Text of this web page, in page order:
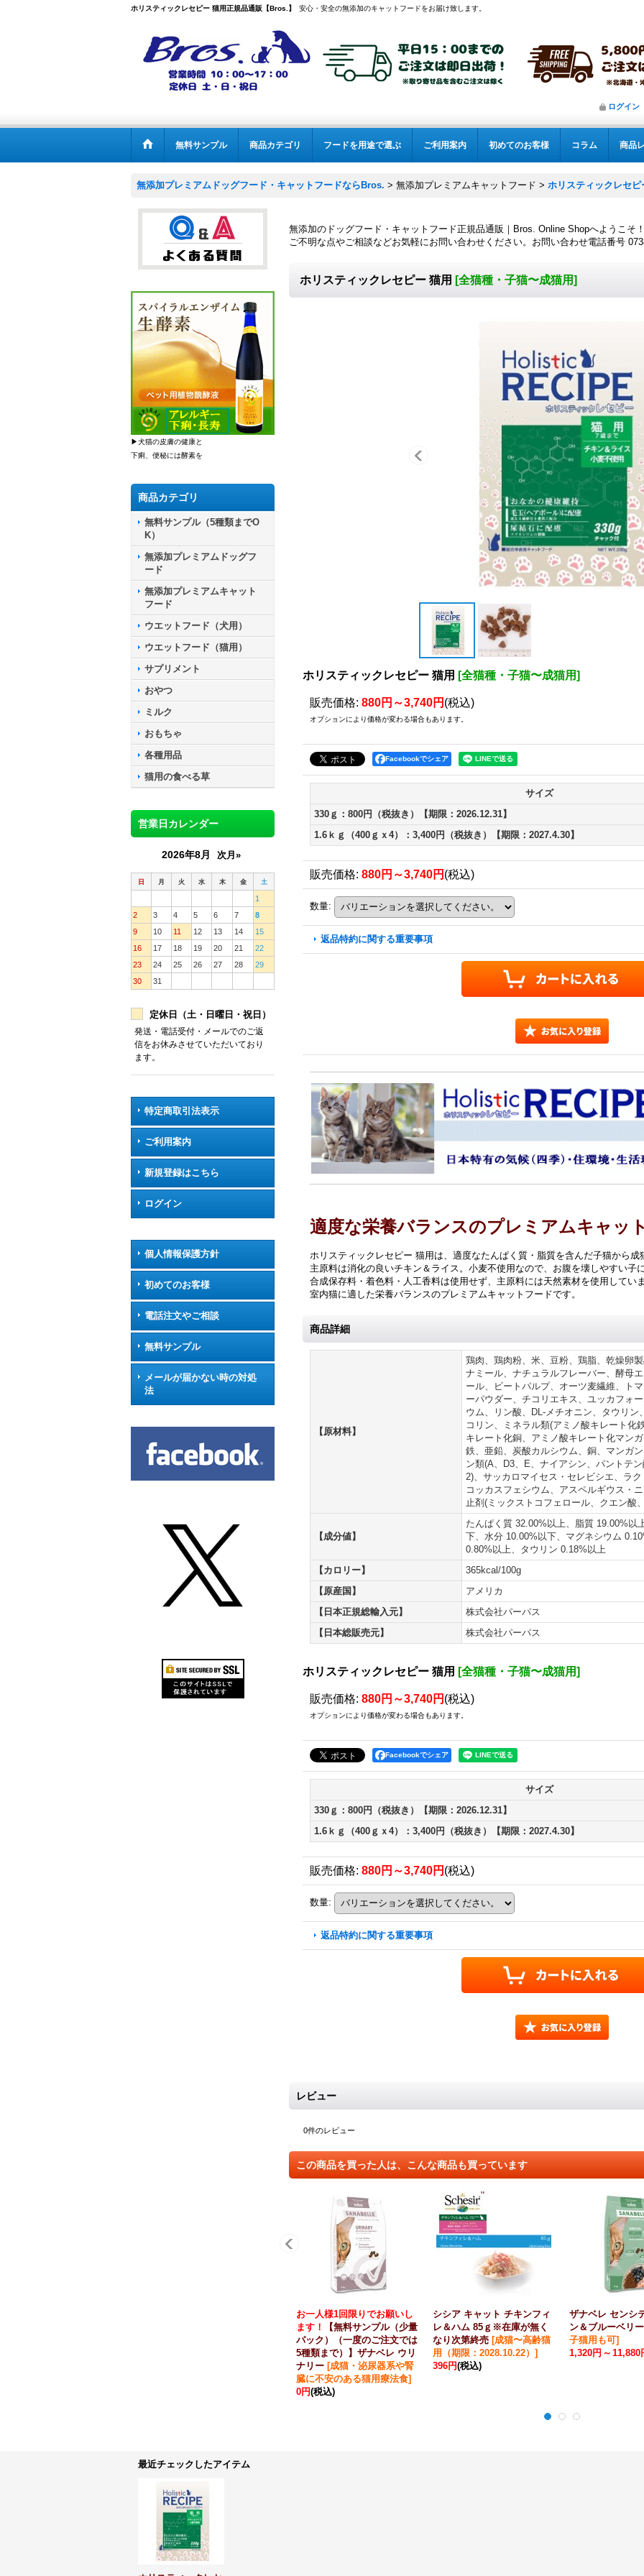
ホリスティックレセピー 猫用正規品通販【Bros.】 安心・安全の無添加のキャットフードをお届け致します。
ログイン
無料サンプル 商品カテゴリ フードを用途で選ぶ ご利用案内 初めてのお客様 コラム 商品
無添加プレミアムドッグフード・キャットフードならBros. > 無添加プレミアムキャットフード > ホリスティックレセピ
▶犬猫の皮膚の健康と
下痢、便秘には酵素を
商品カテゴリ
無料サンプル（5種類までO
K）
無添加プレミアムドッグフ
ード
無添加プレミアムキャット
フード
ウエットフード（犬用）
ウエットフード（猫用）
サプリメント
おやつ
ミルク
おもちゃ
各種用品
猫用の食べる草
営業日カレンダー
2026年8月 次月»
日 月 火 水 木 金 土
1
2
3 4 5 6 7
8
9
10 11 12 13 14
15
16
17 18 19 20 21
22
23
24 25 26 27 28
29
30
31
定休日（土・日曜日・祝日）
発送・電話受付・メールでのご返
信をお休みさせていただいており
ます。
特定商取引法表示
ご利用案内
新規登録はこちら
ログイン
個人情報保護方針
初めてのお客様
電話注文やご相談
無料サンプル
メールが届かない時の対処
法
無添加のドッグフード・キャットフード正規品通販｜Bros. Online Shopへようこそ
ご不明な点やご相談などお気軽にお問い合わせください。お問い合わせ電話番号
ホリスティックレセピー 猫用 [全猫種・子猫〜成猫用]
ホリスティックレセピー 猫用 [全猫種・子猫〜成猫用]
販売価格: 880円～3,740円 (税込)
オプションにより価格が変わる場合もあります。
Facebookでシェア
サイズ
330ｇ：800円（税抜き）【期限：2026.12.31】
1.6ｋｇ（400ｇｘ4）：3,400円（税抜き）【期限：2027.4.30】
販売価格: 880円～3,740円 (税込)
数量:
返品特約に関する重要事項
適度な栄養バランスのプレミアムキャッ
ホリスティックレセピー 猫用は、適度なたんぱく質・脂質を含んだ子猫から
主原料は消化の良いチキン＆ライス。小麦不使用なので、お腹を壊しやすい子
合成保存料・着色料・人工香料は使用せず、主原料には天然素材を使用してい
室内猫に適した栄養バランスのプレミアムキャットフードです。
商品詳細
【原材料】
鶏肉、鶏肉粉、米、豆粉、鶏脂、乾燥卵
ナミール、ナチュラルフレーバー、酵母
ール、ビートパルプ、オーツ麦繊維、ト
ーパウダー、チコリエキス、ユッカフォ
ウム、リン酸、DL-メチオニン、タウリ
コリン、ミネラル類(アミノ酸キレート化
キレート化銅、アミノ酸キレート化マン
鉄、亜鉛、炭酸カルシウム、銅、マンガ
ン類(A、D3、E、ナイアシン、パントテ
2)、サッカロマイセス・セレビシエ、ラ
コッカスフェシウム、アスペルギウス・
止剤(ミックストコフェロール、クエン酸
【成分値】
たんぱく質 32.00%以上、脂質 19.00%以
下、水分 10.00%以下、マグネシウム
0.80%以上、タウリン 0.18%以上
【カロリー】
365kcal/100g
【原産国】
アメリカ
【日本正規総輸入元】
株式会社パーパス
【日本総販売元】
株式会社パーパス
ホリスティックレセピー 猫用 [全猫種・子猫〜成猫用]
販売価格: 880円～3,740円 (税込)
オプションにより価格が変わる場合もあります。
Facebookでシェア
サイズ
330ｇ：800円（税抜き）【期限：2026.12.31】
1.6ｋｇ（400ｇｘ4）：3,400円（税抜き）【期限：2027.4.30】
販売価格: 880円～3,740円 (税込)
数量:
返品特約に関する重要事項
レビュー
0件のレビュー
この商品を買った人は、こんな商品も買っています
お一人様1回限りでお願いし
ます！
【無料サンプル（少量
パック）（一度のご注文では
5種類まで）】ザナベレ ウリ
ナリー [成猫・泌尿器系や腎
臓に不安のある猫用療法食]
0円(税込)
シシア キャット チキンフィ
レ＆ハム 85ｇ※在庫が無く
なり次第終売 [成猫〜高齢猫
用（期限：2028.10.22） ]
396円(税込)
ザナベレ センシ
ン＆ブルーベリー
子猫用も可]
1,320円 ～ 11,880
最近チェックしたアイテム